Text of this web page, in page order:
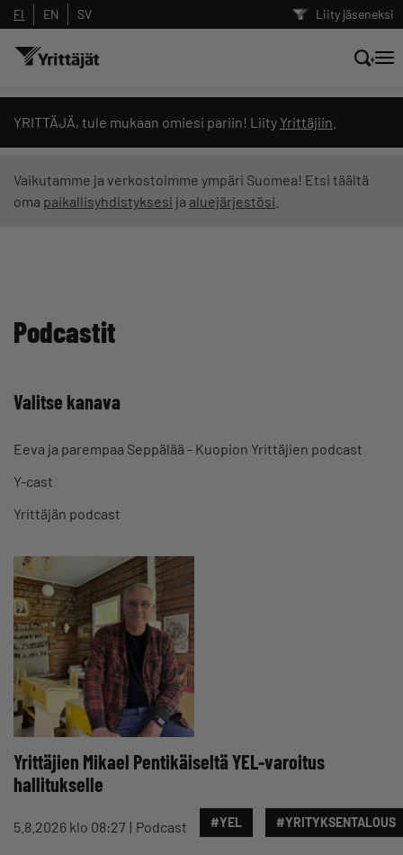
Liity jäseneksi
FI EN SV
YRITTÄJÄ, tule mukaan omiesi pariin! Liity Yrittäjiin
Vaikutamme ja verkostoimme ympäri Suomea! Etsi täältä
oma paikallisyhdistyksesi ja aluejärjestösi
Podcastit
Valitse kanava
Eeva ja parempaa Seppälää - Kuopion Yrittäjien podcast
Y-cast
Yrittäjän podcast
Yrittäjien Mikael Pentikäiseltä YEL-varoitus
hallitukselle
5.8.2026 klo 08:27 Podcast #YEL #YRITYKSENTALOUS
Hae sivustolta tai kysy suoraan Yrittäjien
tekoälyltä